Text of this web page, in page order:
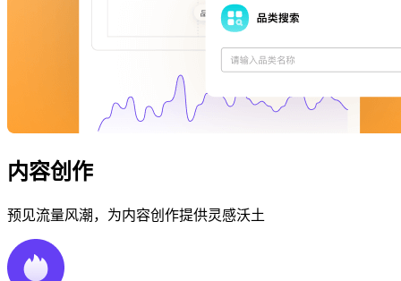
内容创作
预见流量风潮，为内容创作提供灵感沃土